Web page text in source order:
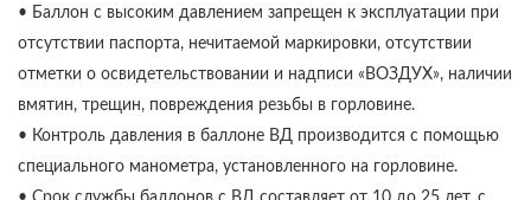
• Баллон с высоким давлением запрещен к эксплуатации при
отсутствии паспорта, нечитаемой маркировки, отсутствии
отметки о освидетельствовании и надписи «ВОЗДУХ», наличии
вмятин, трещин, повреждения резьбы в горловине.
• Контроль давления в баллоне ВД производится с помощью
специального манометра, установленного на горловине.